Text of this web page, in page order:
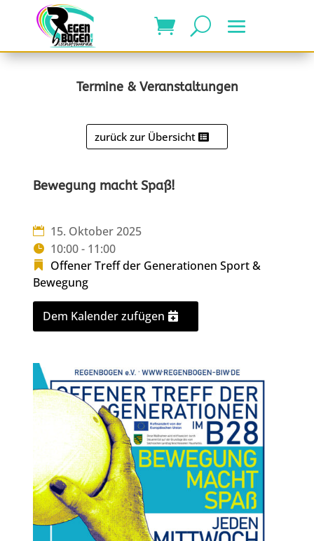
Termine & Veranstaltungen
zurück zur Übersicht
Bewegung macht Spaß!
15. Oktober 2025
10:00 - 11:00
Offener Treff der Generationen Sport &
Bewegung
Dem Kalender zufügen